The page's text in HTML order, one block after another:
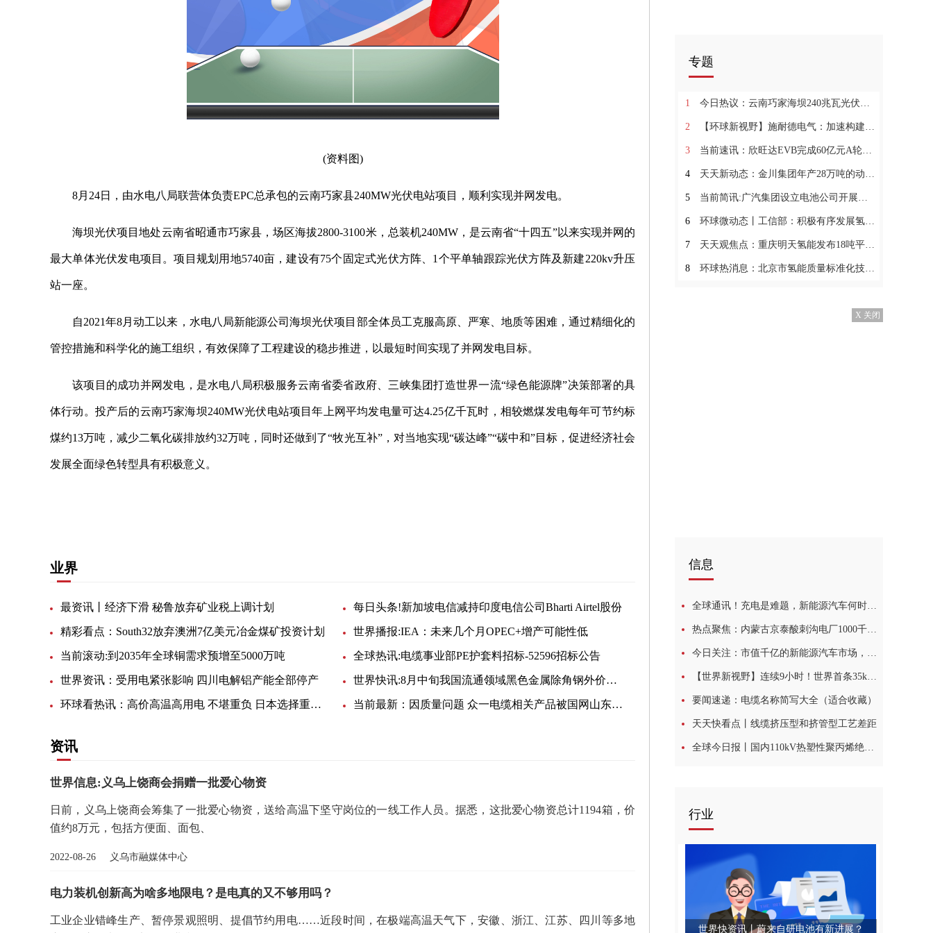
(资料图)
8月24日，由水电八局联营体负责EPC总承包的云南巧家县240MW光伏电站项目，顺利实现并网发电。
海坝光伏项目地处云南省昭通市巧家县，场区海拔2800-3100米，总装机240MW，是云南省“十四五”以来实现并网的
最大单体光伏发电项目。项目规划用地5740亩，建设有75个固定式光伏方阵、1个平单轴跟踪光伏方阵及新建220kv升压
站一座。
自2021年8月动工以来，水电八局新能源公司海坝光伏项目部全体员工克服高原、严寒、地质等困难，通过精细化的
管控措施和科学化的施工组织，有效保障了工程建设的稳步推进，以最短时间实现了并网发电目标。
该项目的成功并网发电，是水电八局积极服务云南省委省政府、三峡集团打造世界一流“绿色能源牌”决策部署的具
体行动。投产后的云南巧家海坝240MW光伏电站项目年上网平均发电量可达4.25亿千瓦时，相较燃煤发电每年可节约标
煤约13万吨，减少二氧化碳排放约32万吨，同时还做到了“牧光互补”，对当地实现“碳达峰”“碳中和”目标，促进经济社会
发展全面绿色转型具有积极意义。
业界
最资讯丨经济下滑 秘鲁放弃矿业税上调计划 每日头条!新加坡电信减持印度电信公司Bharti Airtel股份
精彩看点：South32放弃澳洲7亿美元冶金煤矿投资计划 世界播报:IEA：未来几个月OPEC+增产可能性低
当前滚动:到2035年全球铜需求预增至5000万吨 全球热讯:电缆事业部PE护套料招标-52596招标公告
世界资讯：受用电紧张影响 四川电解铝产能全部停产 世界快讯:8月中旬我国流通领域黑色金属除角钢外价格均下跌
环球看热讯：高价高温高用电 不堪重负 日本选择重返核电 当前最新：因质量问题 众一电缆相关产品被国网山东电力暂停中标资格1年
资讯
世界信息:义乌上饶商会捐赠一批爱心物资
日前，义乌上饶商会筹集了一批爱心物资，送给高温下坚守岗位的一线工作人员。据悉，这批爱心物资总计1194箱，价
值约8万元，包括方便面、面包、
2022-08-26 义乌市融媒体中心
电力装机创新高为啥多地限电？是电真的又不够用吗？
工业企业错峰生产、暂停景观照明、提倡节约用电……近段时间，在极端高温天气下，安徽、浙江、江苏、四川等多地
专题
1 今日热议：云南巧家海坝240兆瓦光伏电站并网发电
2 【环球新视野】施耐德电气：加速构建新能源“电气动脉”，推进能源绿色低碳发展
3 当前速讯：欣旺达EVB完成60亿元A轮融资，凡卓资本担任财务顾问
4 天天新动态：金川集团年产28万吨的动力电池用硫酸镍产品提升项目开工建设
5 当前简讯:广汽集团设立电池公司开展自主电池产业化建设 量产电芯、模组以及 PACK 系统
6 环球微动态丨工信部：积极有序发展氢能源 加快研发氢储能/燃料电池等新型电池
7 天天观焦点：重庆明天氢能发布18吨平台两款全新车型
8 环球热消息：北京市氢能质量标准化技术委员会成立 骥翀氢能当选为首批委员
X 关闭
信息
全球通讯！充电是难题，新能源汽车何时出得了城、下得了乡？
热点聚焦：内蒙古京泰酸刺沟电厂1000千伏送出工程开工
今日关注：市值千亿的新能源汽车市场，线缆材料的需求会给弹性体行业带来新的风口？
【世界新视野】连续9小时！世界首条35kV公里级超导电缆完成大负荷试验
要闻速递：电缆名称简写大全（适合收藏）
天天快看点丨线缆挤压型和挤管型工艺差距
全球今日报丨国内110kV热塑性聚丙烯绝缘电力电缆通过见证试验
行业
世界快资讯丨蔚来自研电池有新进展？